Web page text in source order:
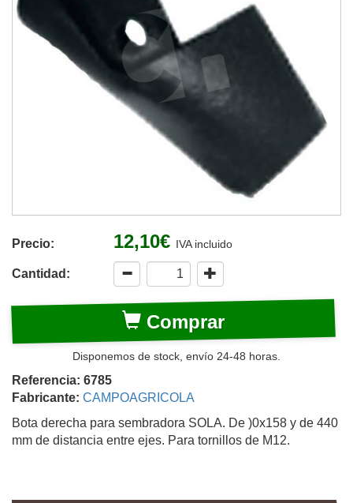
Precio: 12,10€ IVA incluido
Cantidad:
Comprar
Disponemos de stock, envío 24-48 horas.
Referencia: 6785
Fabricante: CAMPOAGRICOLA
Bota derecha para sembradora SOLA. De )0x158 y de 440
mm de distancia entre ejes. Para tornillos de M12.